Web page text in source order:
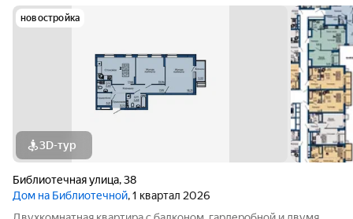
новостройка
3D-тур
Библиотечная улица,38
Дом на Библиотечной, 1 квартал 2026